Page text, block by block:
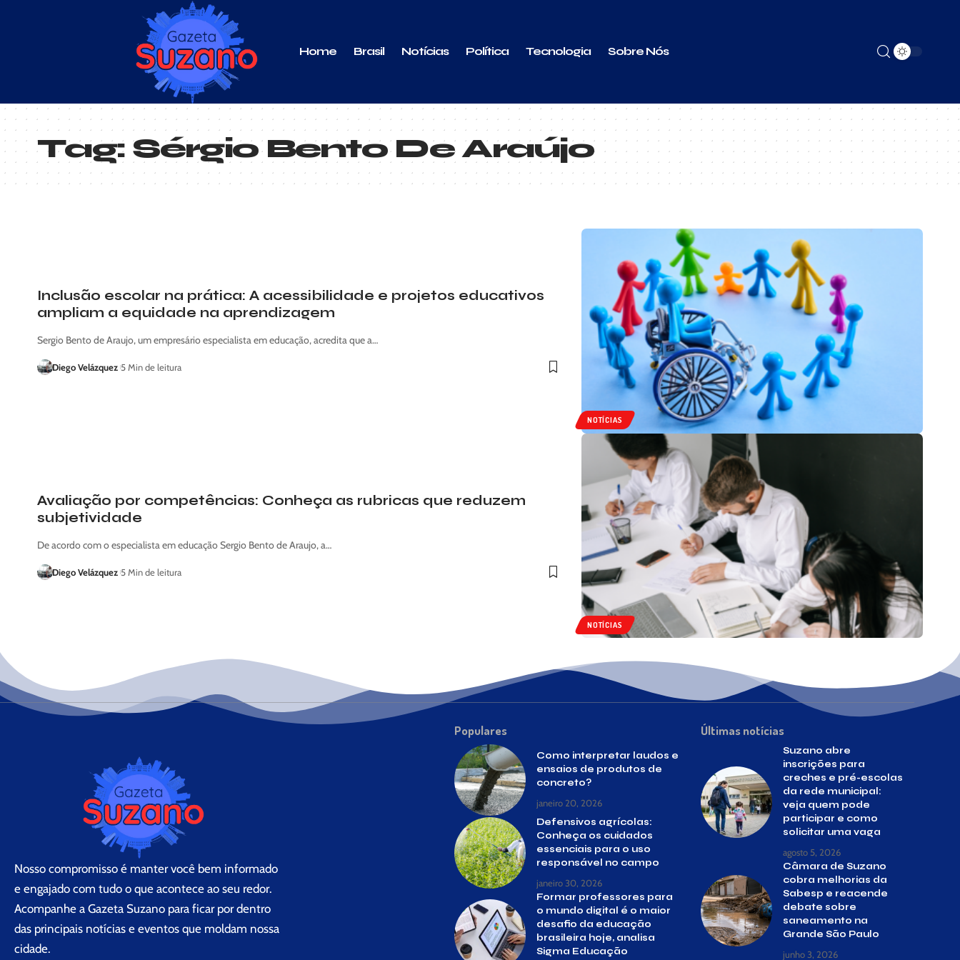
Home Brasil Notícias Política Tecnologia Sobre Nós
Tag: Sérgio Bento De Araújo
NOTÍCIAS
Inclusão escolar na prática: A acessibilidade e projetos educativos
ampliam a equidade na aprendizagem
Sergio Bento de Araujo, um empresário especialista em educação, acredita que a…
Diego Velázquez 5 Min de leitura
NOTÍCIAS
Avaliação por competências: Conheça as rubricas que reduzem
subjetividade
De acordo com o especialista em educação Sergio Bento de Araujo, a…
Diego Velázquez 5 Min de leitura
Nosso compromisso é manter você bem informado
e engajado com tudo o que acontece ao seu redor.
Acompanhe a Gazeta Suzano para ficar por dentro
das principais notícias e eventos que moldam nossa
cidade.
Populares
Como interpretar laudos e
ensaios de produtos de
concreto?
janeiro 20, 2026
Defensivos agrícolas:
Conheça os cuidados
essenciais para o uso
responsável no campo
janeiro 30, 2026
Formar professores para
o mundo digital é o maior
desafio da educação
brasileira hoje, analisa
Sigma Educação
Últimas notícias
Suzano abre
inscrições para
creches e pré-escolas
da rede municipal:
veja quem pode
participar e como
solicitar uma vaga
agosto 5, 2026
Câmara de Suzano
cobra melhorias da
Sabesp e reacende
debate sobre
saneamento na
Grande São Paulo
junho 3, 2026